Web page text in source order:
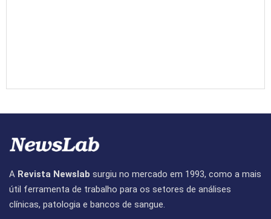
A Revista Newslab surgiu no mercado em 1993, como a mais
útil ferramenta de trabalho para os setores de análises
clínicas, patologia e bancos de sangue.